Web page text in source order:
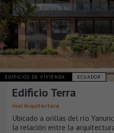
EDIFICIOS DE VIVIENDA ECUADOR
Edificio Terra
Inai Arquitectura
Ubicado a orillas del río
la relación entre la